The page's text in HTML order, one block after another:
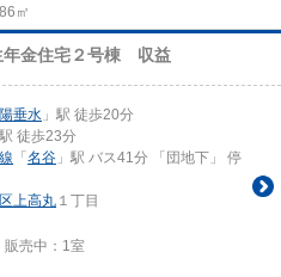
㎡
年金住宅２号棟 収益
垂水 」駅 徒歩20分
駅 徒歩23分
「 名谷 」駅 バス41分 「団地下」 停
上高丸 １丁目
売中： 1室